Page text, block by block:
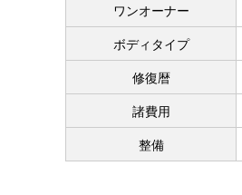
ワンオーナー
ボディタイプ
修復暦
諸費用
整備